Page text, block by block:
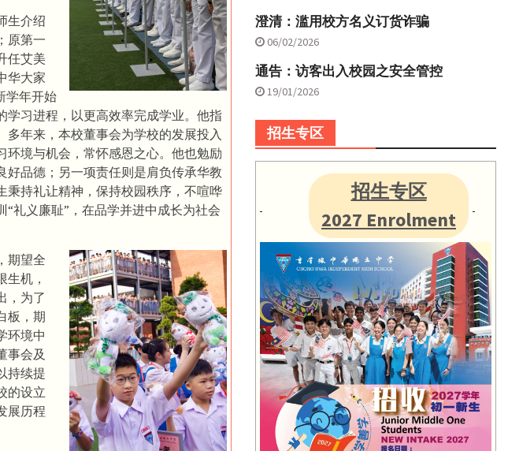
生介绍
原第一
任艾美
华大家
学年开始
习进程，以更高效率完成学业。他指
年来，本校董事会为学校的发展投入
环境与机会，常怀感恩之心。他也勉励
品德；另一项责任则是肩负传承华教
秉持礼让精神，保持校园秩序，不喧哗
礼义廉耻”，在品学并进中成长为社会
期望全
机，
，为了
板，期
环境中
事会及
持续提
的设立
展历程
澄清：滥用校方名义订货诈骗
06/02/2026
通告：访客出入校园之安全管控
19/01/2026
招生专区
招生专区
2027 Enrolment